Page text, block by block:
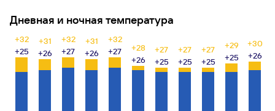
Дневная и ночная температура
+32
+25
+31
+26
+32
+27
+31
+26
+32
+27
+28
+26
+27
+25
+27
+25
+27
+25
+29
+25
+30
+26